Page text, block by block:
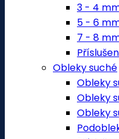
3 - 4
5 - 6
7 - 8
Obleky suché
Obleky
Obleky
Obleky